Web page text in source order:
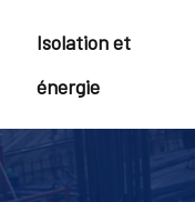
Isolation et
énergie